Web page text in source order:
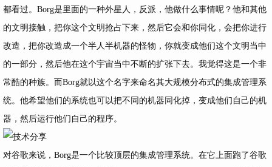
都看过。Borg是里面的一种外星人，反派，他做什么事情呢？他和其他
的文明接触，把你这个文明抢占下来，然后它会和你同化，会把你进行
改造，把你改造成一个半人半机器的怪物，你就变成他们这个文明当中
的一部分，然后他在这个宇宙当中不断的扩张下去。我觉得这是一个非
常酷的种族。而Borg就以这个名字来命名其大规模分布式的集成管理系
统。他希望他们的系统也可以把不同的机器同化掉，变成他们自己的机
器，然后运行他们自己的程序。
对谷歌来说，Borg是一个比较顶层的集成管理系统。在它上面跑了谷歌